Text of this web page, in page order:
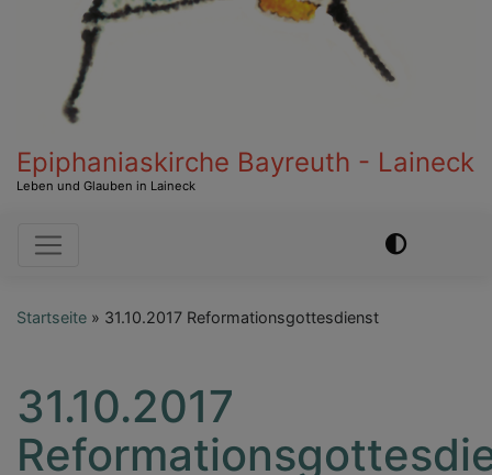
Epiphaniaskirche Bayreuth - Laineck
Leben und Glauben in Laineck
Hauptnavigation
Startseite 31.10.2017 Reformationsgottesdienst
31.10.2017